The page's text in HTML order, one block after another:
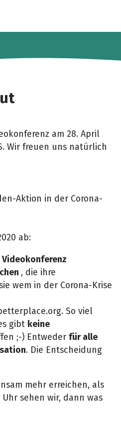
am 28. April
Wir freuen uns natürlich
Aktion in der Corona-
ab:
Videokonferenz
, die ihre
wem in der Corona-Krise
So viel
gibt keine
;-) Entweder für alle
. Die Entscheidung
mehr erreichen, als
sehen wir, dann was